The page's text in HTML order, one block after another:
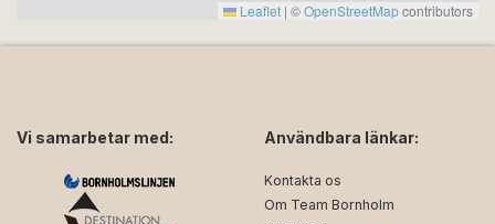
Leaflet | ©OpenStreetMapcontributors
Vi samarbetar med: Användbara länkar:
Kontakta os
Om Team Bornholm